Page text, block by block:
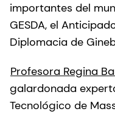
importantes del
GESDA, el
Diplomacia de
Profesora Regina
galardonada
Tecnológico de